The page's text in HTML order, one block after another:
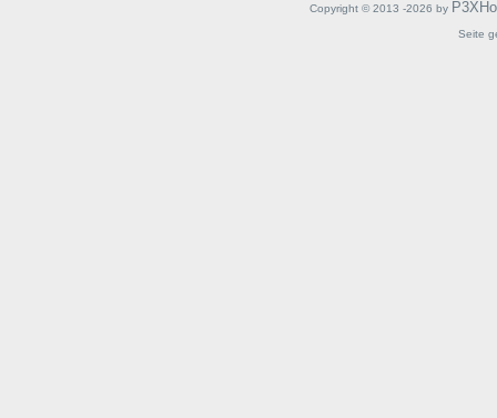
Copyright © 2013 -2026 by
Seite